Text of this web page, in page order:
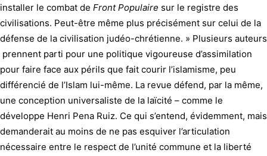
installer le combat de Front Populaire sur le registre des
civilisations. Peut-être même plus précisément sur celui de la
défense de la civilisation judéo-chrétienne. » Plusieurs auteurs
prennent parti pour une politique vigoureuse d’assimilation
pour faire face aux périls que fait courir l’islamisme, peu
différencié de l’Islam lui-même. La revue défend, par la même,
une conception universaliste de la laïcité – comme le
développe Henri Pena Ruiz. Ce qui s’entend, évidemment, mais
demanderait au moins de ne pas esquiver l’articulation
nécessaire entre le respect de l’unité commune et la liberté